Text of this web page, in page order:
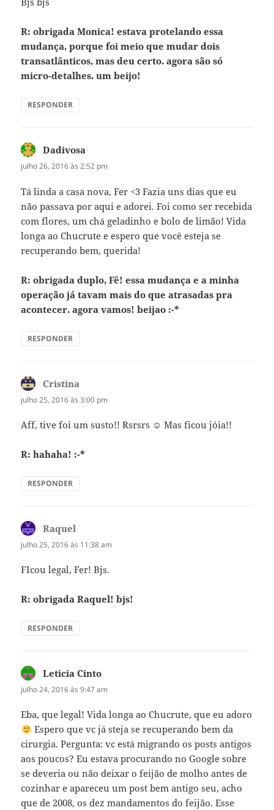
R: obrigada Monica! estava protelando essa
mudança, porque foi meio que mudar dois
transatlânticos, mas deu certo. agora são só
micro-detalhes. um beijo!
RESPONDER
Dadivosa
julho 26, 2016 às 2:52 pm
Tá linda a casa nova, Fer <3 Fazia uns dias que eu
não passava por aqui e adorei. Foi como ser recebida
com flores, um chá geladinho e bolo de limão! Vida
longa ao Chucrute e espero que você esteja se
recuperando bem, querida!
R: obrigada duplo, Fê! essa mudança e a minha
operação já tavam mais do que atrasadas pra
acontecer. agora vamos! beijao :-*
RESPONDER
Cristina
julho 25, 2016 às 3:00 pm
Aff, tive foi um susto!! Rsrsrs ☺ Mas ficou jóia!!
R: hahaha! :-*
RESPONDER
Raquel
julho 25, 2016 às 11:38 am
FIcou legal, Fer! Bjs.
R: obrigada Raquel! bjs!
RESPONDER
Leticia Cinto
julho 24, 2016 às 9:47 am
Eba, que legal! Vida longa ao Chucrute, que eu adoro
Espero que vc já steja se recuperando bem da
cirurgia. Pergunta: vc está migrando os posts antigos
aos poucos? Eu estava procurando no Google sobre
se deveria ou não deixar o feijão de molho antes de
cozinhar e apareceu um post bem antigo seu, acho
que de 2008, os dez mandamentos do feijão. Esse